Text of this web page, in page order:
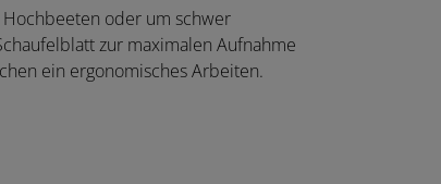
oder um schwer
zur maximalen Aufnahme
ein ergonomisches Arbeiten.